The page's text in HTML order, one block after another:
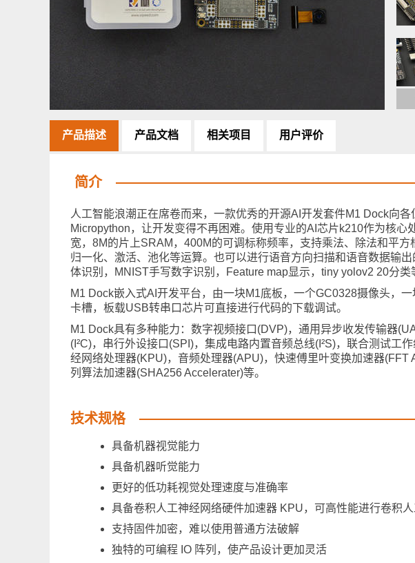
产品描述 产品文档 相关项目 用户评价
简介
人工智能浪潮正在席卷而来，一款优秀的开源AI开发套件M1 Dock向
Micropython，让开发变得不再困难。使用专业的AI芯片k210作为核
宽，8M的片上SRAM，400M的可调标称频率，支持乘法、除法和平
归一化、激活、池化等运算。也可以进行语音方向扫描和语音数据输
体识别，MNIST手写数字识别，Feature map显示，tiny yolov2 20分类
M1 Dock嵌入式AI开发平台，由一块M1底板，一个GC0328摄像头，
卡槽，板载USB转串口芯片可直接进行代码的下载调试。
M1 Dock具有多种能力：数字视频接口(DVP)，通用异步收发传输器
(I²C)，串行外设接口(SPI)，集成电路内置音频总线(I²S)，联合测试工
经网络处理器(KPU)，音频处理器(APU)，快速傅里叶变换加速器
列算法加速器(SHA256 Accelerater)等。
技术规格
具备机器视觉能力
具备机器听觉能力
更好的低功耗视觉处理速度与准确率
具备卷积人工神经网络硬件加速器 KPU，可高性能进行卷积
支持固件加密，难以使用普通方法破解
独特的可编程 IO 阵列，使产品设计更加灵活